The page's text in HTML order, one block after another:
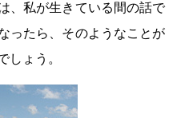
、私が生きている間の話で
ったら、そのようなことが
しょう。